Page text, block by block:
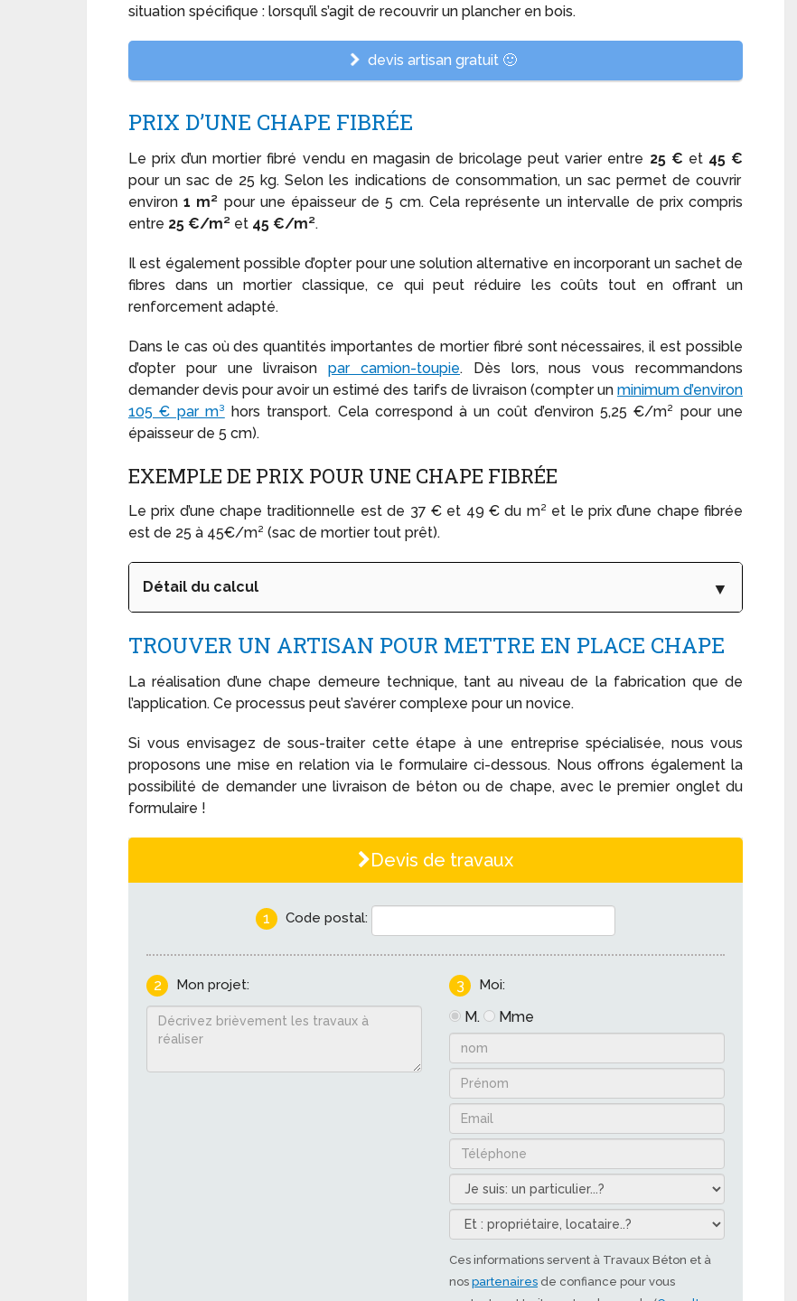
situation spécifique : lorsqu’il s’agit de recouvrir un plancher en bois.
devis artisan gratuit 🙂
PRIX D’UNE CHAPE FIBRÉE
Le prix d’un mortier fibré vendu en magasin de bricolage peut varier entre 25 € et 45 €
pour un sac de 25 kg. Selon les indications de consommation, un sac permet de couvrir
environ1 m² pour une épaisseur de 5 cm. Cela représente un intervalle de prix compris
entre 25 €/m² et 45 €/m².
Il est également possible d’opter pour une solution alternative en incorporant un sachet de
fibres dans un mortier classique, ce qui peut réduire les coûts tout en offrant un
renforcement adapté.
Dans le cas où des quantités importantes de mortier fibré sont nécessaires, il est possible
d’opter pour une livraisonpar camion-toupie. Dès lors, nous vous recommandons
demander devis pour avoir un estimé des tarifs de livraison (compter un minimum d’environ
105 € par m³ hors transport. Cela correspond à un coût d’environ 5,25 €/m² pour une
épaisseur de 5 cm).
EXEMPLE DE PRIX POUR UNE CHAPE FIBRÉE
Le prix d’une chape traditionnelle est de 37 € et 49 € du m² et le prix d’une chape fibrée
est de 25 à 45€/m² (sac de mortier tout prêt).
Détail du calcul
TROUVER UN ARTISAN POUR METTRE EN PLACE CHAPE
La réalisation d’une chape demeure technique, tant au niveau de la fabrication que de
l’application. Ce processus peut s’avérer complexe pour un novice.
Si vous envisagez de sous-traiter cette étape à une entreprise spécialisée, nous vous
proposons une mise en relation via le formulaire ci-dessous. Nous offrons également la
possibilité de demander une livraison de béton ou de chape, avec le premier onglet du
formulaire !
Devis de travaux
1 Code postal:
2 Mon projet: 3 Moi:
M. Mme
Ces informations servent à Travaux Béton et à
nos partenaires de confiance pour vous